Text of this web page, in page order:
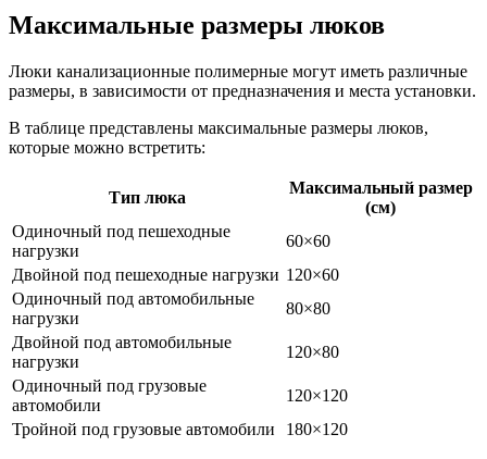
Максимальные размеры люков
Люки канализационные полимерные могут иметь различные
размеры, в зависимости от предназначения и места установки.
В таблице представлены максимальные размеры люков,
которые можно встретить:
Тип люка
Максимальный размер
(см)
Одиночный под пешеходные
нагрузки
60×60
Двойной под пешеходные нагрузки 120×60
Одиночный под автомобильные
нагрузки
80×80
Двойной под автомобильные
нагрузки
120×80
Одиночный под грузовые
автомобили
120×120
Тройной под грузовые автомобили
180×120